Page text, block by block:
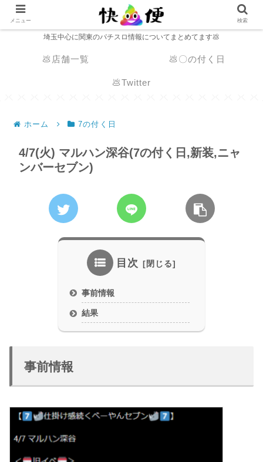
埼玉中心に関東のパチスロ情報についてまとめてます💩
💩店舗一覧 💩〇の付く日
💩Twitter
ホーム 7の付く日
4/7(火) マルハン深谷(7の付く日,新装,ニャ
ンバーセブン)
目次
事前情報
結果
事前情報
メニュー 検索